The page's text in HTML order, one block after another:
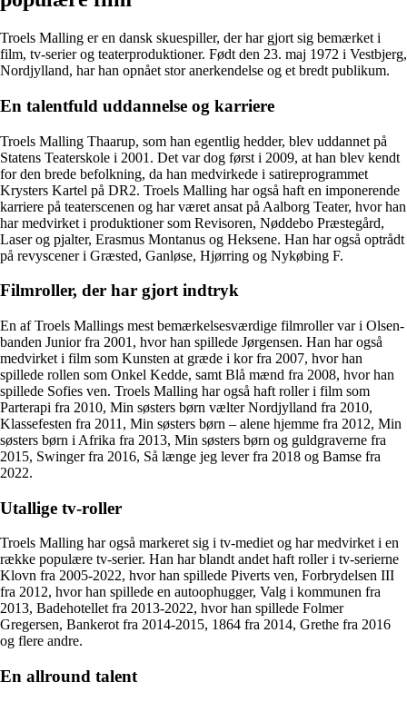
Troels Malling er en dansk skuespiller, der har gjort sig bemærket i
film, tv-serier og teaterproduktioner. Født den 23. maj 1972 i Vestbjerg,
Nordjylland, har han opnået stor anerkendelse og et bredt publikum.
En talentfuld uddannelse og karriere
Troels Malling Thaarup, som han egentlig hedder, blev uddannet på
Statens Teaterskole i 2001. Det var dog først i 2009, at han blev kendt
for den brede befolkning, da han medvirkede i satireprogrammet
Krysters Kartel på DR2. Troels Malling har også haft en imponerende
karriere på teaterscenen og har været ansat på Aalborg Teater, hvor han
har medvirket i produktioner som Revisoren, Nøddebo Præstegård,
Laser og pjalter, Erasmus Montanus og Heksene. Han har også optrådt
på revyscener i Græsted, Ganløse, Hjørring og Nykøbing F.
Filmroller, der har gjort indtryk
En af Troels Mallings mest bemærkelsesværdige filmroller var i Olsen-
banden Junior fra 2001, hvor han spillede Jørgensen. Han har også
medvirket i film som Kunsten at græde i kor fra 2007, hvor han
spillede rollen som Onkel Kedde, samt Blå mænd fra 2008, hvor han
spillede Sofies ven. Troels Malling har også haft roller i film som
Parterapi fra 2010, Min søsters børn vælter Nordjylland fra 2010,
Klassefesten fra 2011, Min søsters børn – alene hjemme fra 2012, Min
søsters børn i Afrika fra 2013, Min søsters børn og guldgraverne fra
2015, Swinger fra 2016, Så længe jeg lever fra 2018 og Bamse fra
2022.
Utallige tv-roller
Troels Malling har også markeret sig i tv-mediet og har medvirket i en
række populære tv-serier. Han har blandt andet haft roller i tv-serierne
Klovn fra 2005-2022, hvor han spillede Piverts ven, Forbrydelsen III
fra 2012, hvor han spillede en autoophugger, Valg i kommunen fra
2013, Badehotellet fra 2013-2022, hvor han spillede Folmer
Gregersen, Bankerot fra 2014-2015, 1864 fra 2014, Grethe fra 2016
og flere andre.
En allround talent